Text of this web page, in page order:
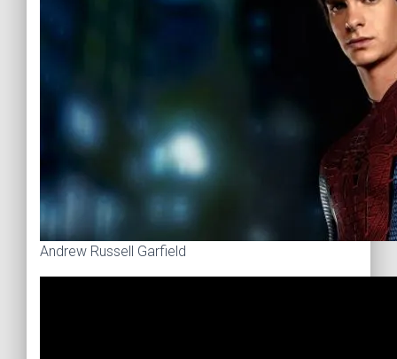
Andrew Russell Garfield